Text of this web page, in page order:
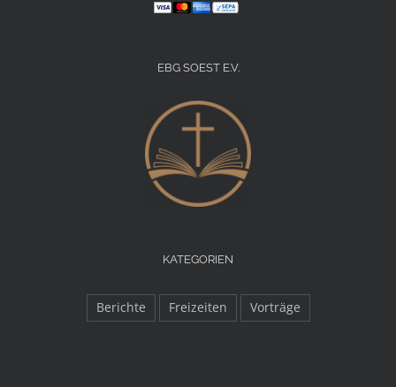
EBG SOEST E.V.
KATEGORIEN
Berichte Freizeiten Vorträge